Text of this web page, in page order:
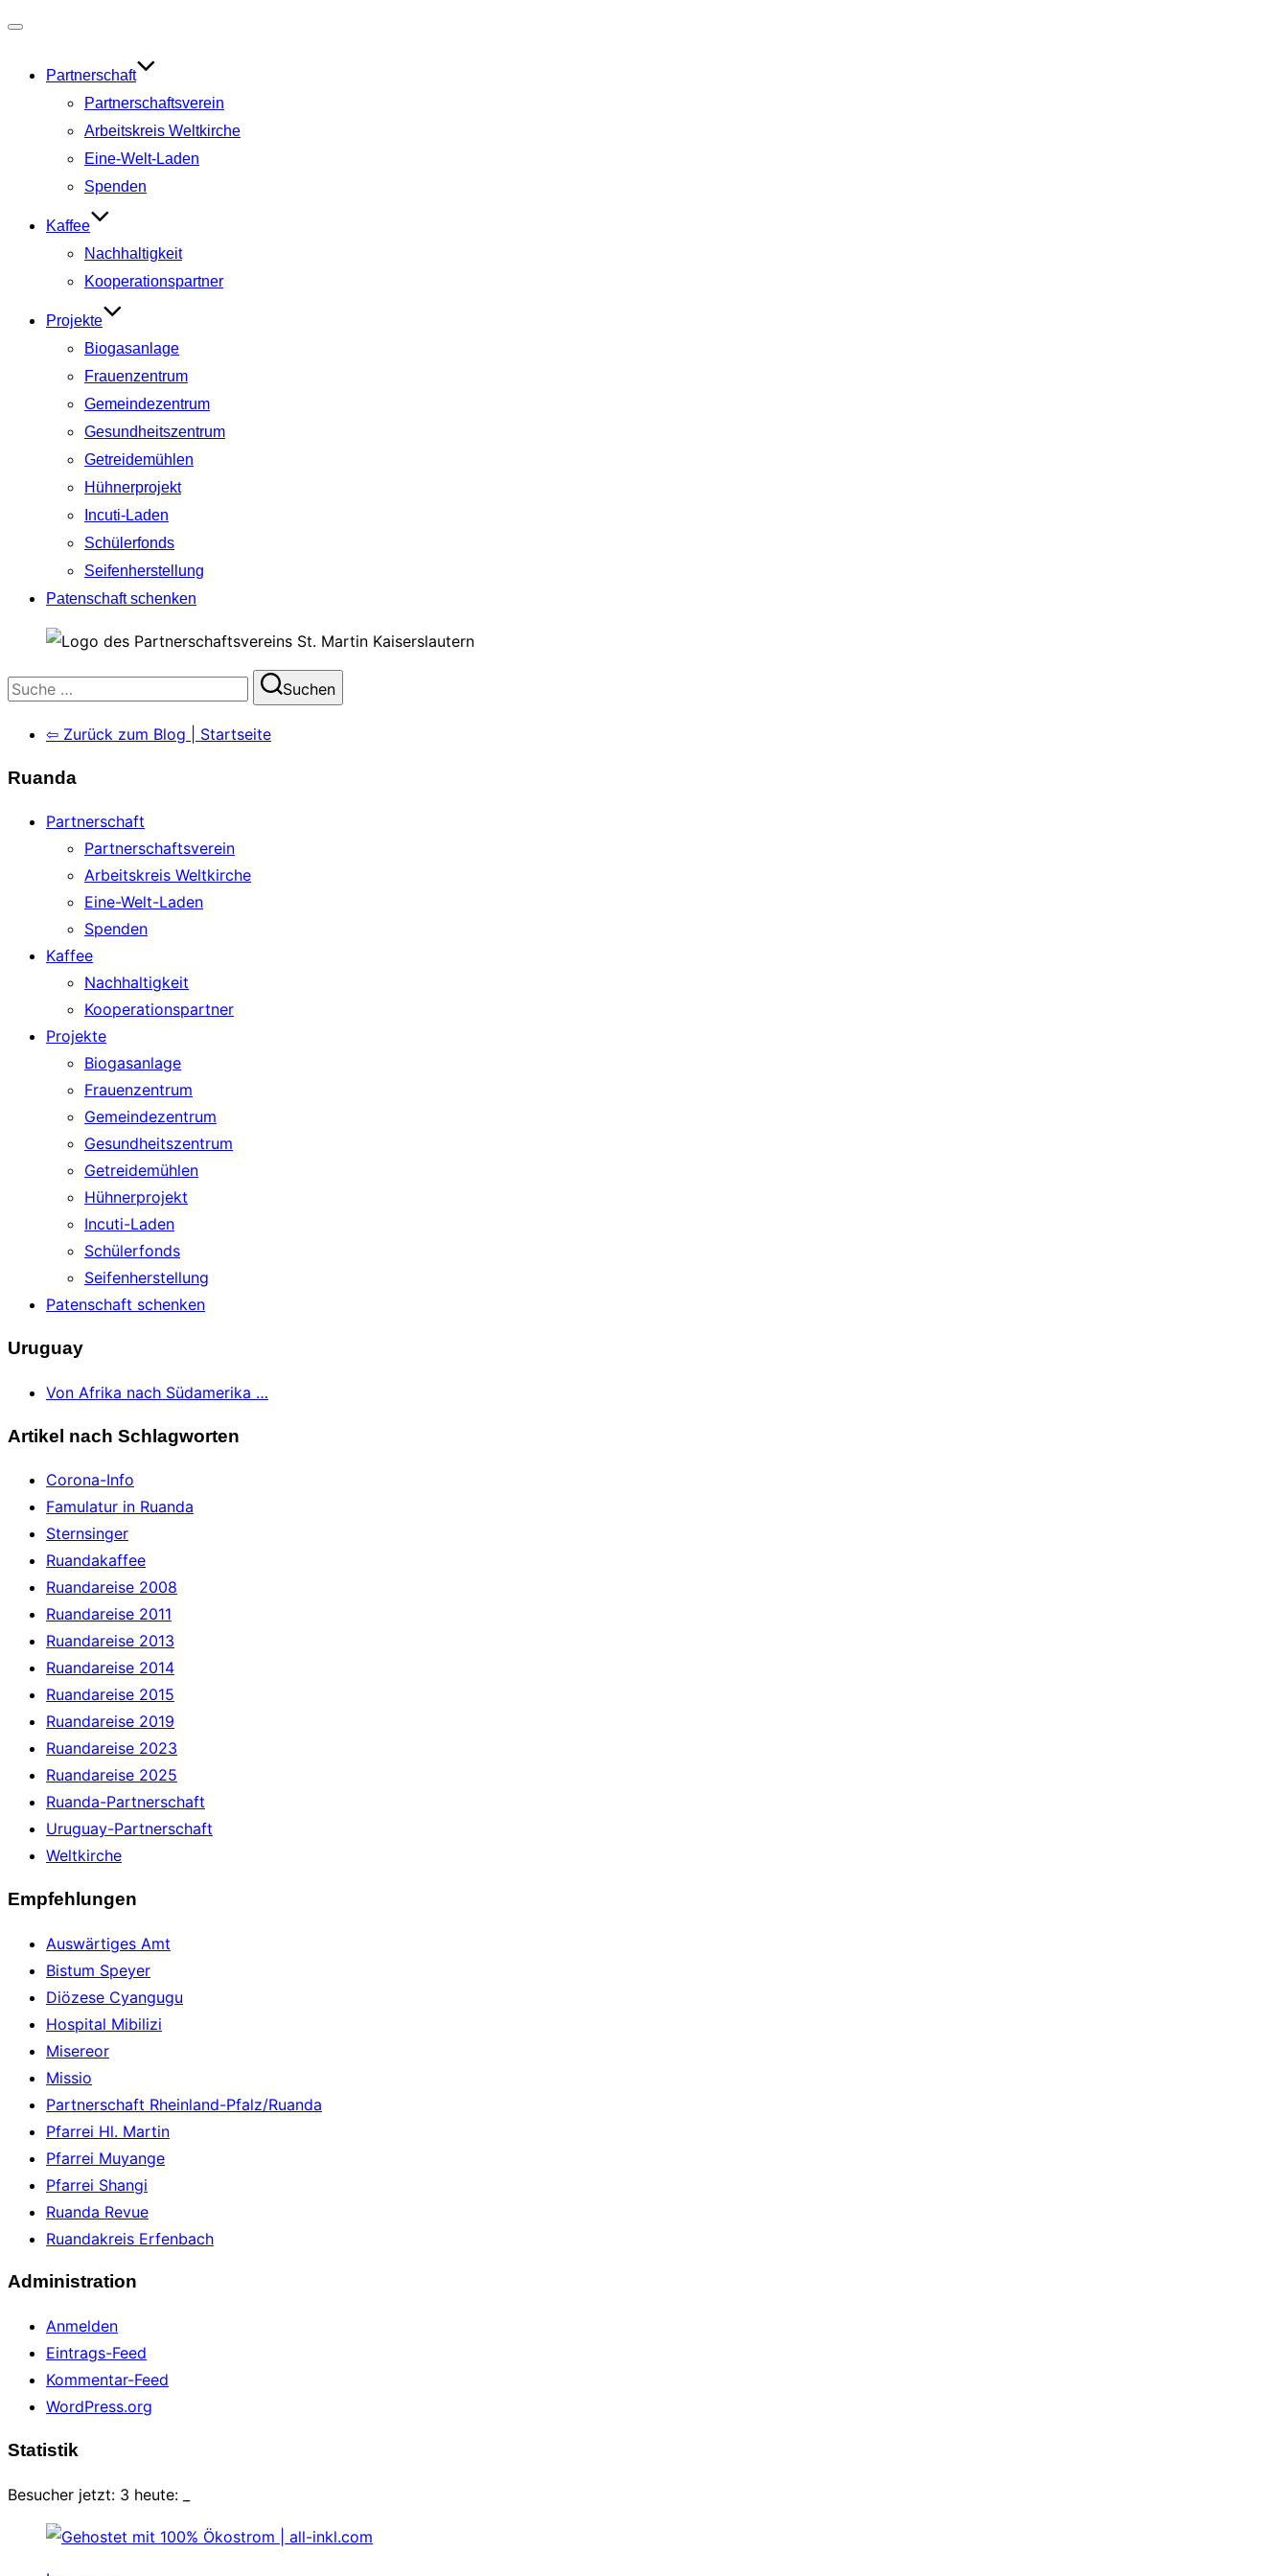
umschalten
Partnerschaft
Partnerschaftsverein
Arbeitskreis Weltkirche
Eine-Welt-Laden
Spenden
Kaffee
Nachhaltigkeit
Kooperationspartner
Projekte
Biogasanlage
Frauenzentrum
Gemeindezentrum
Gesundheitszentrum
Getreidemühlen
Hühnerprojekt
Incuti-Laden
Schülerfonds
Seifenherstellung
Patenschaft schenken
Suchen
Suchen
⇦ Zurück zum Blog | Startseite
Ruanda
Partnerschaft
Partnerschaftsverein
Arbeitskreis Weltkirche
Eine-Welt-Laden
Spenden
Kaffee
Nachhaltigkeit
Kooperationspartner
Projekte
Biogasanlage
Frauenzentrum
Gemeindezentrum
Gesundheitszentrum
Getreidemühlen
Hühnerprojekt
Incuti-Laden
Schülerfonds
Seifenherstellung
Patenschaft schenken
Uruguay
Von Afrika nach Südamerika …
Artikel nach Schlagworten
Corona-Info
Famulatur in Ruanda
Sternsinger
Ruandakaffee
Ruandareise 2008
Ruandareise 2011
Ruandareise 2013
Ruandareise 2014
Ruandareise 2015
Ruandareise 2019
Ruandareise 2023
Ruandareise 2025
Ruanda-Partnerschaft
Uruguay-Partnerschaft
Weltkirche
Empfehlungen
Auswärtiges Amt
Bistum Speyer
Diözese Cyangugu
Hospital Mibilizi
Misereor
Missio
Partnerschaft Rheinland-Pfalz/Ruanda
Pfarrei Hl. Martin
Pfarrei Muyange
Pfarrei Shangi
Ruanda Revue
Ruandakreis Erfenbach
Administration
Anmelden
Eintrags-Feed
Kommentar-Feed
WordPress.org
Statistik
Besucher jetzt: 3 heute: